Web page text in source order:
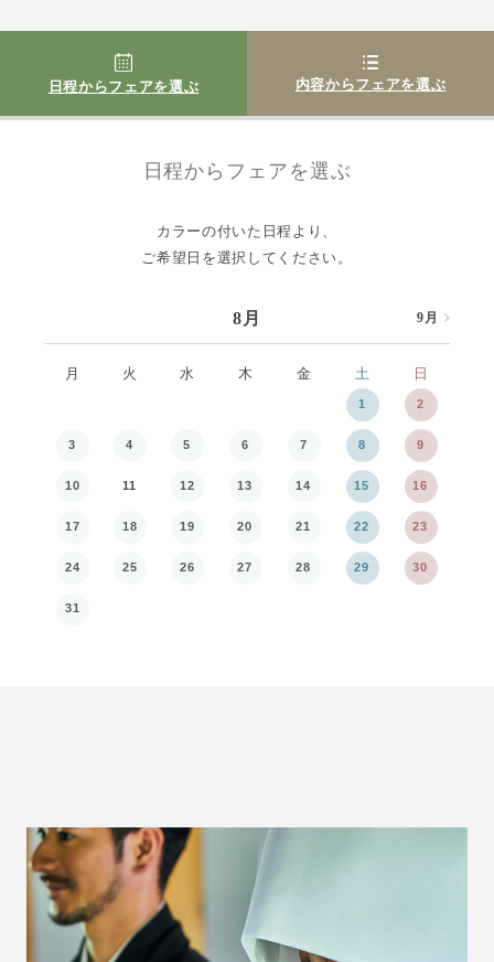
日程からフェアを選ぶ 内容からフェアを選ぶ
日程からフェアを選ぶ
カラーの付いた日程より、
ご希望日を選択してください。
8月 9月
月 火 水 木 金 土 日
1 2
3 4 5 6 7 8 9
10 11 12 13 14 15 16
17 18 19 20 21 22 23
24 25 26 27 28 29 30
31